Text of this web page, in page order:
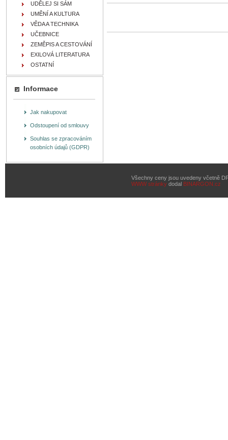
UDĚLEJ SI SÁM
UMĚNÍ A KULTURA
VĚDA A TECHNIKA
UČEBNICE
ZEMĚPIS A CESTOVÁNÍ
EXILOVÁ LITERATURA
OSTATNÍ
Informace
Jak nakupovat
Odstoupení od smlouvy
Souhlas se zpracováním
osobních údajů (GDPR)
Všechny ceny jsou uvedeny včetně
WWW stránkydodal BINARGON.cz